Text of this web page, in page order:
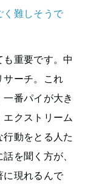
難しそうで
も重要です。中
サーチ。これ
番パイが大き
クストリーム
動をとる人た
を聞く方が、
に現れるんで